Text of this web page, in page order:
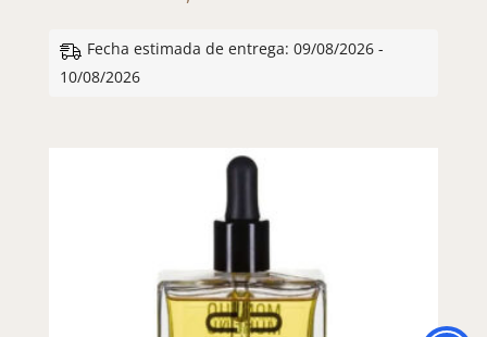
Fecha estimada de entrega: 09/08/2026 -
10/08/2026